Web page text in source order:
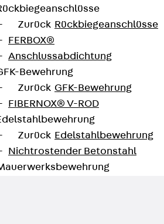
Zurück Rückbiegeanschlüsse
FERBOX®
Anschlussabdichtung
Bewehrung
Zurück GFK-Bewehrung
FIBERNOX® V-ROD
Zurück Edelstahlbewehrung
Nichtrostender Betonstahl